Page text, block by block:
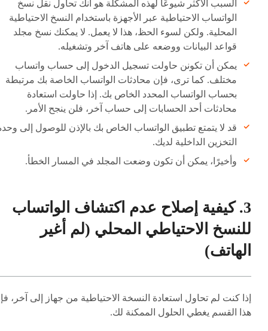
السبب الأكثر شيوعًا لهذه المشكلة هو أنك تحاول نقل نسخ
الواتساب الاحتياطية عبر الأجهزة باستخدام النسخ الاحتياطية
المحلية. ولكن لسوء الحظ، هذا لا يعمل. لا يمكنك نسخ مجلد
قواعد البيانات ووضعه على هاتف آخر وتشغيله.
يمكن أن تكونن حاولت تسجيل الدخول إلى حساب واتساب
مختلف. كما ترى، فإن محادثات الواتساب الخاصة بك مرتبطة
بحساب الواتساب المحدد الخاص بك. إذا حاولت استعادة
محادثات أحد الحسابات إلى حساب آخر، فلن ينجح الأمر.
قد لا يتمتع تطبيق الواتساب الخاص بك بالإذن للوصول إلى
التخزين الداخلية لديك.
وأخيرًا، يمكن أن تكون وضعت المجلد في المسار الخطأ.
3. كيفية إصلاح عدم اكتشاف الواتساب
للنسخ الاحتياطي المحلي (لم أغير
الهاتف)
إذا كنت لم تحاول استعادة النسخة الاحتياطية من جهاز إلى آخر،
هذا القسم يغطي الحلول الممكنة لك.